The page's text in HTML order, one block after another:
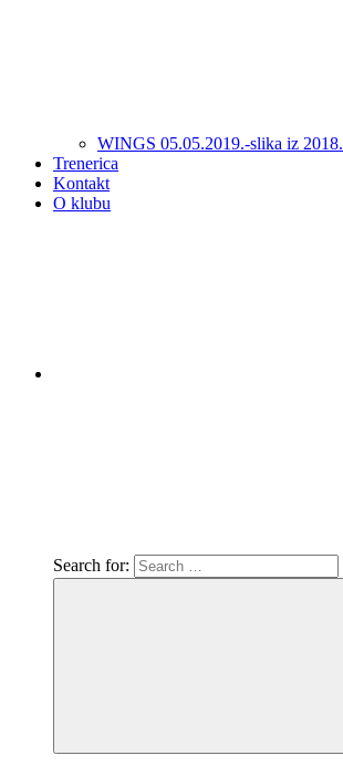
WINGS 05.05.2019.-slika iz 2018.
Trenerica
Kontakt
O klubu
Search for: